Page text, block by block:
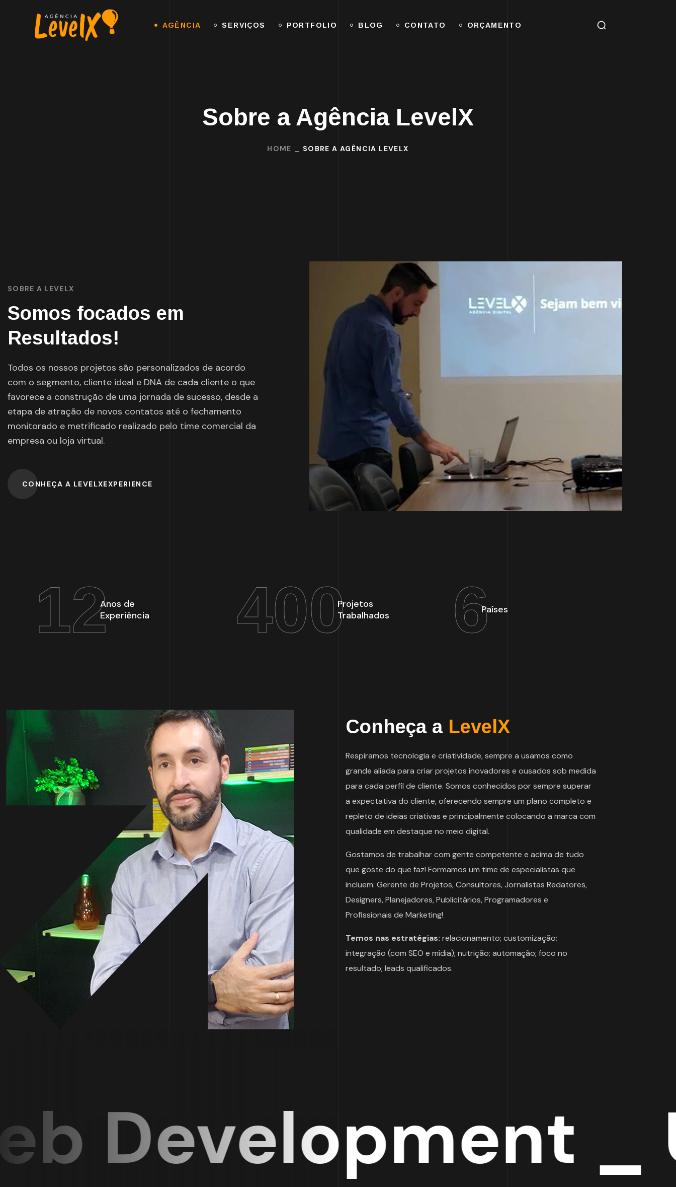
AGÊNCIA SERVIÇOS PORTFOLIO BLOG CONTATO ORÇAMENTO
Sobre a Agência LevelX
HOME SOBRE A AGÊNCIA LEVELX
SOBRE A LEVELX
Somos focados em
Resultados!
Todos os nossos projetos são personalizados de acordo
com o segmento, cliente ideal e DNA de cada cliente o que
favorece a construção de uma jornada de sucesso, desde a
etapa de atração de novos contatos até o fechamento
monitorado e metrificado realizado pelo time comercial da
empresa ou loja virtual.
CONHEÇA A LEVELXEXPERIENCE
12Anos de
Experiência
400Projetos
Trabalhados
6Países
Conheça a LevelX
Respiramos tecnologia e criatividade, sempre a usamos como
grande aliada para criar projetos inovadores e ousados sob medida
para cada perfil de cliente. Somos conhecidos por sempre superar
a expectativa do cliente, oferecendo sempre um plano completo e
repleto de ideias criativas e principalmente colocando a marca com
qualidade em destaque no meio digital.
Gostamos de trabalhar com gente competente e acima de tudo
que goste do que faz! Formamos um time de especialistas que
incluem: Gerente de Projetos, Consultores, Jornalistas Redatores,
Designers, Planejadores, Publicitários, Programadores e
Profissionais de Marketing!
Temos nas estratégias: relacionamento; customização;
integração (com SEO e mídia); nutrição; automação; foco no
resultado; leads qualificados.
Development _